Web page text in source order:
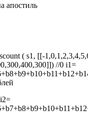
апостиль
( s1, [[-
//0 i1=
i2=